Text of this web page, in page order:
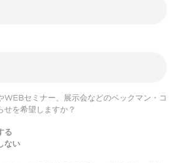
WEBセミナー、展示会などのベックマン・コ
せを希望しますか？
る
ない